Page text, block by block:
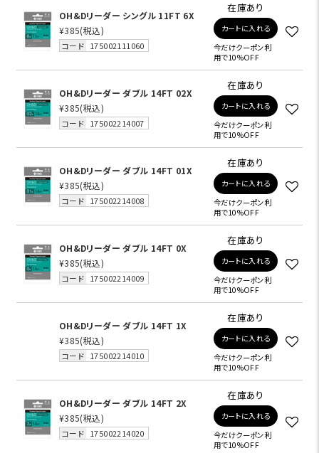
OH&Dリーダー シングル 11FT 6X
¥385(税込)
コード 175002111060
在庫あり
カートに入れる
今だけクーポン利
用で10%OFF
OH&Dリーダー ダブル 14FT 02X
¥385(税込)
コード 175002214007
在庫あり
カートに入れる
今だけクーポン利
用で10%OFF
OH&Dリーダー ダブル 14FT 01X
¥385(税込)
コード 175002214008
在庫あり
カートに入れる
今だけクーポン利
用で10%OFF
OH&Dリーダー ダブル 14FT 0X
¥385(税込)
コード 175002214009
在庫あり
カートに入れる
今だけクーポン利
用で10%OFF
OH&Dリーダー ダブル 14FT 1X
¥385(税込)
コード 175002214010
在庫あり
カートに入れる
今だけクーポン利
用で10%OFF
OH&Dリーダー ダブル 14FT 2X
¥385(税込)
コード 175002214020
在庫あり
カートに入れる
今だけクーポン利
用で10%OFF